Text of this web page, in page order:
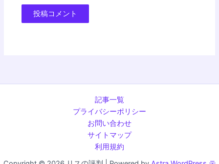
記事一覧
プライバシーポリシー
お問い合わせ
サイトマップ
利用規約